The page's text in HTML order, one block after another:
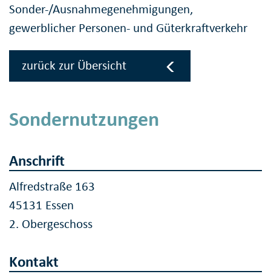
Sonder-/Ausnahmegenehmigungen,
gewerblicher Personen- und Güterkraftverkehr
zurück zur Übersicht
Sondernutzungen
Anschrift
Alfredstraße 163
45131 Essen
2. Obergeschoss
Kontakt